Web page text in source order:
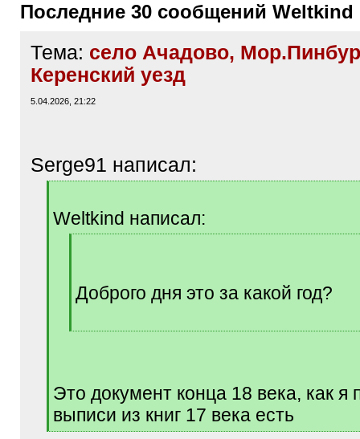
Последние 30 сообщений Weltkind
Тема: село Ачадово,
Керенский уезд
5.04.2026, 21:22
Serge91 написал:
]
Weltkind написал:
Доброго дня это за какой год?
[
Это документ конца 18 века, как я
выписи из книг 17 века есть
[